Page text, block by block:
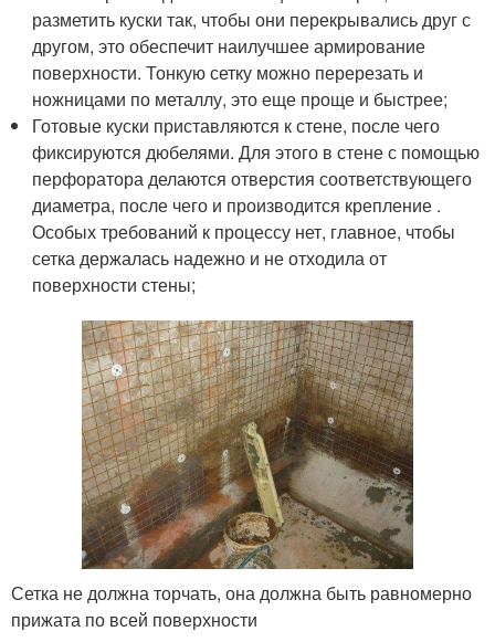
разметить куски так, чтобы они перекрывались друг с
другом, это обеспечит наилучшее армирование
поверхности. Тонкую сетку можно перерезать и
ножницами по металлу, это еще проще и быстрее;
Готовые куски приставляются к стене, после чего
фиксируются дюбелями. Для этого в стене с помощью
перфоратора делаются отверстия соответствующего
диаметра, после чего и производится крепление .
Особых требований к процессу нет, главное, чтобы
сетка держалась надежно и не отходила от
поверхности стены;
Сетка не должна торчать, она должна быть равномерно
прижата по всей поверхности